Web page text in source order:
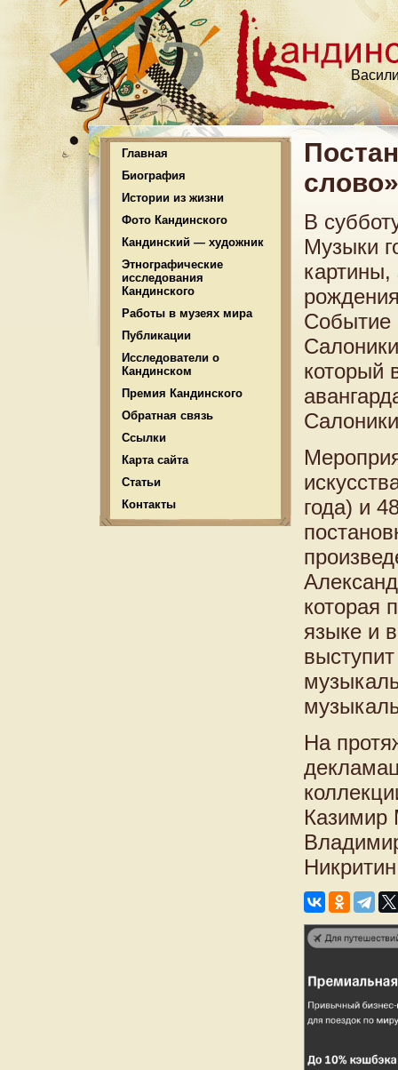
Главная
Биография
Истории из жизни
Фото Кандинского
Кандинский — художник
Этнографические
исследования
Кандинского
Работы в музеях мира
Публикации
Исследователи о
Кандинском
Премия Кандинского
Обратная связь
Ссылки
Карта сайта
Статьи
Контакты
В
Музыки
Событие
который
года) и
которая
языке и
На
Казимир